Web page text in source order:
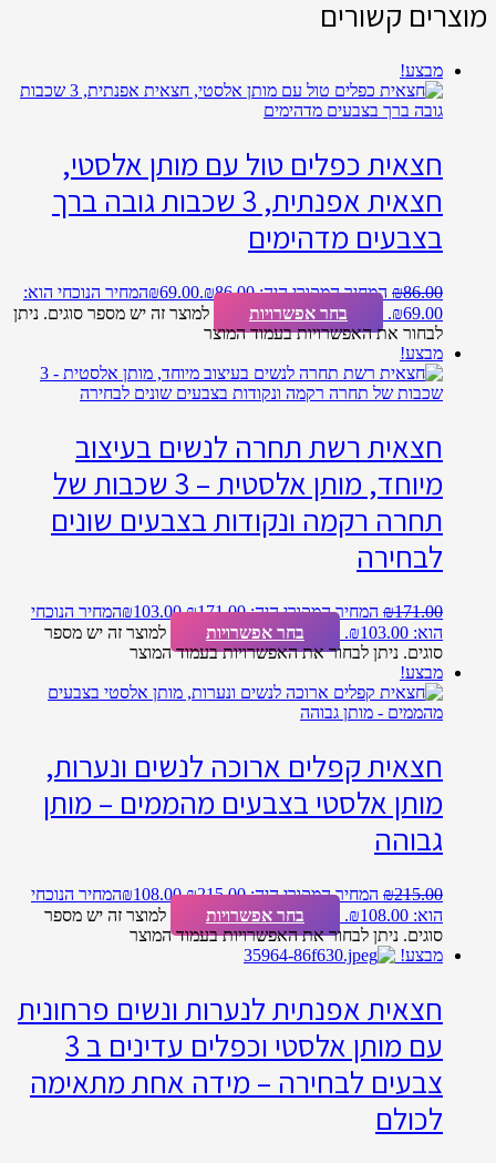
מוצרים קשורים
מבצע!
חצאית כפלים טול עם מותן אלסטי,
חצאית אפנתית, 3 שכבות גובה ברך
בצבעים מדהימים
₪86.00 המחיר המקורי היה: ₪86.00. ₪69.00
המחיר הנוכחי הוא:
₪69.00.
בחר אפשרויות
למוצר זה יש מספר סוגים. ניתן
לבחור את האפשרויות בעמוד המוצר
מבצע!
חצאית רשת תחרה לנשים בעיצוב
מיוחד, מותן אלסטית – 3 שכבות של
תחרה רקמה ונקודות בצבעים שונים
לבחירה
₪171.00 המחיר המקורי היה: ₪171.00. ₪103.00
המחיר הנוכחי
הוא: ₪103.00.
בחר אפשרויות
למוצר זה יש מספר
סוגים. ניתן לבחור את האפשרויות בעמוד המוצר
מבצע!
חצאית קפלים ארוכה לנשים ונערות,
מותן אלסטי בצבעים מהממים – מותן
גבוהה
₪215.00 המחיר המקורי היה: ₪215.00. ₪108.00
המחיר הנוכחי
הוא: ₪108.00.
בחר אפשרויות
למוצר זה יש מספר
סוגים. ניתן לבחור את האפשרויות בעמוד המוצר
מבצע!
חצאית אפנתית לנערות ונשים פרחונית
עם מותן אלסטי וכפלים עדינים ב 3
צבעים לבחירה – מידה אחת מתאימה
לכולם